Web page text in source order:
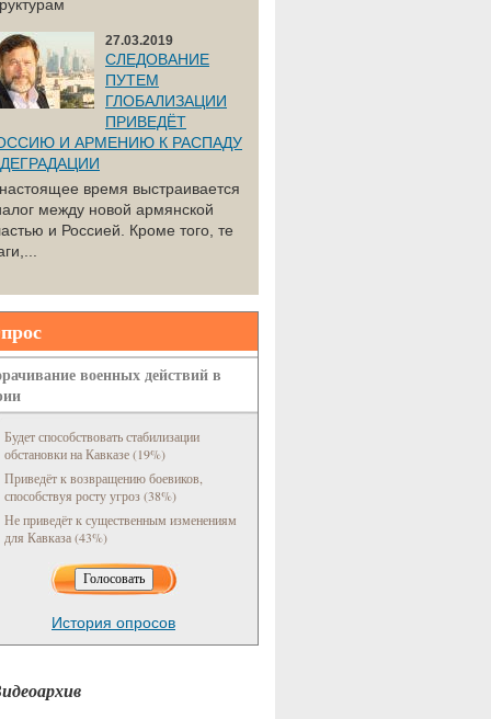
27.03.2019
СЛЕДОВАНИЕ
ПУТЕМ
ГЛОБАЛИЗАЦИИ
ПРИВЕДЁТ
И АРМЕНИЮ К РАСПАДУ
время выстраивается
между новой армянской
и Россией. Кроме того, те
военных действий в
Будет способствовать стабилизации
обстановки на Кавказе (19%)
Приведёт к возвращению боевиков,
способствуя росту угроз (38%)
Не приведёт к существенным изменениям
для Кавказа (43%)
История опросов